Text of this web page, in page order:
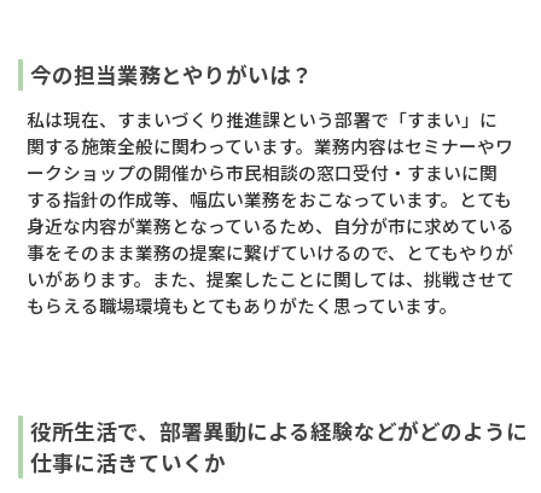
今の担当業務とやりがいは？
私は現在、すまいづくり推進課という部署で「すまい」に
関する施策全般に関わっています。業務内容はセミナーやワ
ークショップの開催から市民相談の窓口受付・すまいに関
する指針の作成等、幅広い業務をおこなっています。とても
身近な内容が業務となっているため、自分が市に求めている
事をそのまま業務の提案に繋げていけるので、とてもやりが
いがあります。また、提案したことに関しては、挑戦させて
もらえる職場環境もとてもありがたく思っています。
役所生活で、部署異動による経験などがどのように
仕事に活きていくか